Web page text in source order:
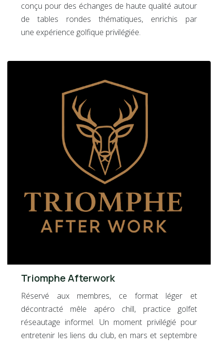
conçu pour des échanges de haute qualité autour
de tables rondes thématiques, enrichis par
une expérience golfique privilégiée.
Triomphe Afterwork
Réservé aux membres, ce format léger et
décontracté mêle apéro chill, practice golfet
réseautage informel. Un moment privilégié pour
entretenir les liens du club, en mars et septembre